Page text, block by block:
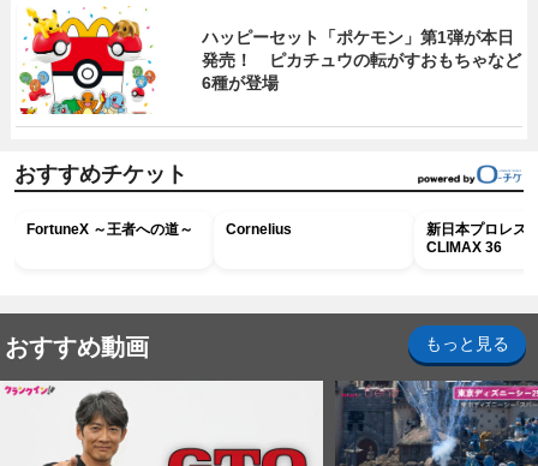
ハッピーセット「ポケモン」第1弾が本日
発売！ ピカチュウの転がすおもちゃなど
6種が登場
おすすめチケット
FortuneX ～王者への道～ Cornelius
新日本プロレス
CLIMAX 36
おすすめ動画 もっと見る